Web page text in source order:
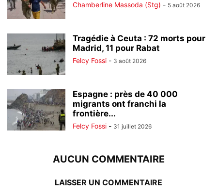
Chamberline Massoda (Stg) - 5 août 2026
Tragédie à Ceuta : 72 morts pour
Madrid, 11 pour Rabat
Felcy Fossi - 3 août 2026
Espagne : près de 40 000
migrants ont franchi la
frontière...
Felcy Fossi - 31 juillet 2026
AUCUN COMMENTAIRE
LAISSER UN COMMENTAIRE